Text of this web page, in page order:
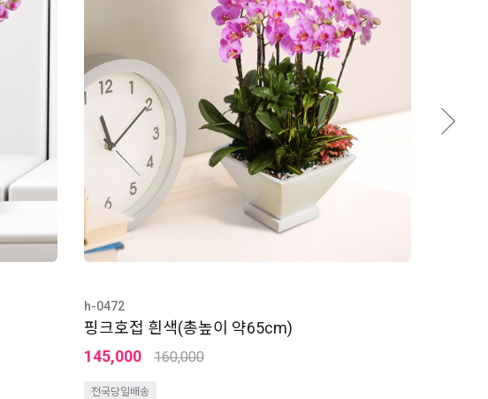
h-0472
핑크호접 흰색(총높이 약65cm)
145,000
160,000
전국당일배송